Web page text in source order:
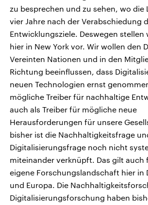
zu besprechen und zu sehen, wo die
vier Jahre nach der Verabschiedung
Entwicklungsziele. Deswegen stellen
hier in New York vor. Wir wollen den
Vereinten Nationen und in den
Richtung beeinflussen, dass
neuen Technologien ernst
mögliche Treiber für nachhaltige
auch als Treiber für mögliche neue
Herausforderungen für unsere
bisher ist die Nachhaltigkeitsfrage
Digitalisierungsfrage noch nicht
miteinander verknüpft. Das gilt auch
eigene Forschungslandschaft hier in
und Europa. Die
Digitalisierungsforschung haben